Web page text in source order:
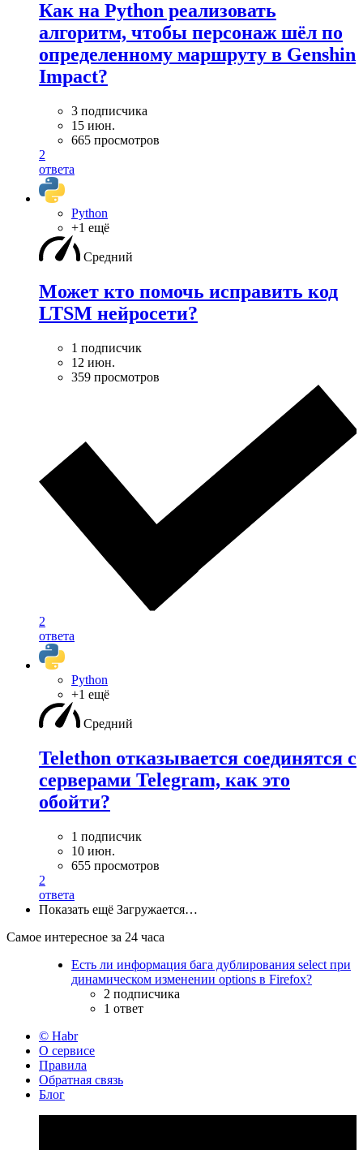
Как на Python реализовать
алгоритм, чтобы персонаж шёл по
определенному маршруту в Genshin
Impact?
3 подписчика
15 июн.
665 просмотров
2
ответа
Python
+1 ещё
Средний
Может кто помочь исправить код
LTSM нейросети?
1 подписчик
12 июн.
359 просмотров
2
ответа
Python
+1 ещё
Средний
Telethon отказывается соединятся с
серверами Telegram, как это
обойти?
1 подписчик
10 июн.
655 просмотров
2
ответа
Показать ещё Загружается…
Самое интересное за 24 часа
Есть ли информация бага дублирования select при
динамическом изменении options в Firefox?
2 подписчика
1 ответ
© Habr
О сервисе
Правила
Обратная связь
Блог